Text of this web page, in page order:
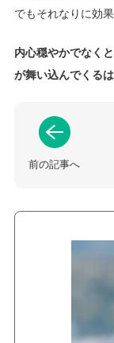
でもそれなりに効
内心穏やかでなく
が舞い込んでくる
前の記事へ